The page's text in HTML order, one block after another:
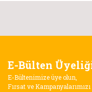
E-Bülten
E-Bültenimize üye olun,
Fırsat ve